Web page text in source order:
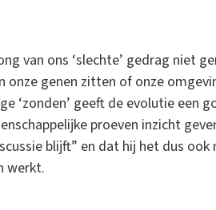
van ons ‘slechte’ gedrag niet
onze genen zitten of onze
‘zonden’ geeft de evolutie een
proeven inzicht
blijft” en dat hij het dus
werkt.